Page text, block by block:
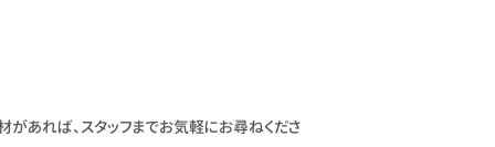
あれば、スタッフまでお気軽にお尋ねくださ